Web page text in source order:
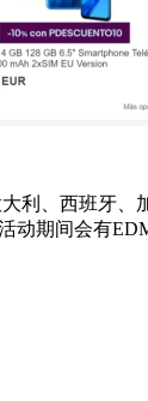
利、西班牙
动期间会有